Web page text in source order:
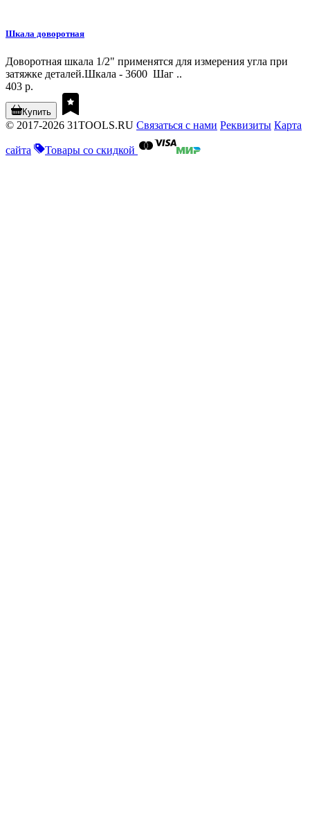
Шкала доворотная
Доворотная шкала 1/2" применятся для измерения угла при
затяжке деталей.Шкала - 3600 Шаг ..
403 р.
Купить
© 2017-2026 31TOOLS.RU Связаться с нами Реквизиты Карта
сайта Товары со скидкой